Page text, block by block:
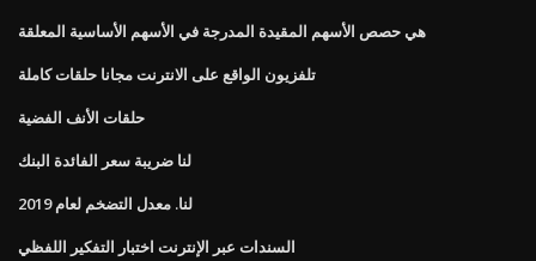
هي حصص الأسهم المقيدة المدرجة في الأسهم الأساسية المعلقة
تلفزيون الواقع على الانترنت مجانا حلقات كاملة
حلقات الأنف الفضية
لنا ضريبة سعر الفائدة البنك
لنا. معدل التضخم لعام 2019
السندات عبر الإنترنت اختبار التفكير اللفظي